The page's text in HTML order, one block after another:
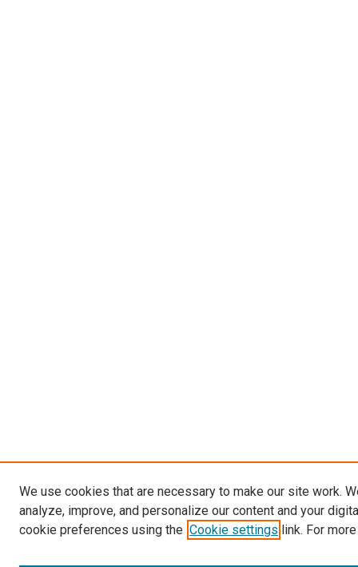
We use cookies that are necessary to make our site work.
analyze, improve, and personalize our content and your
cookie preferences using the Cookie settings link. For